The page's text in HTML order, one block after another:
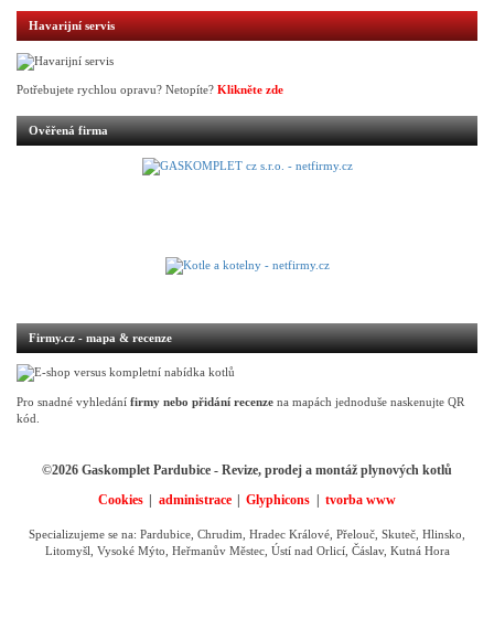
Havarijní servis
Potřebujete rychlou opravu? Netopíte? Klikněte zde
Ověřená firma
Firmy.cz - mapa & recenze
Pro snadné vyhledání firmy nebo přidání recenze na mapách jednoduše naskenujte QR
kód.
©2026 Gaskomplet Pardubice - Revize, prodej a montáž plynových kotlů
Cookies administrace Glyphicons tvorba www
Specializujeme se na: Pardubice, Chrudim, Hradec Králové, Přelouč, Skuteč, Hlinsko,
Litomyšl, Vysoké Mýto, Heřmanův Městec, Ústí nad Orlicí, Čáslav, Kutná Hora